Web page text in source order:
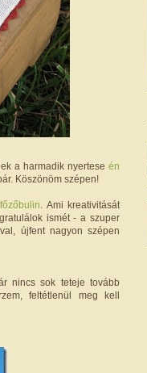
a harmadik nyertese én
Köszönöm szépen!
főzőbulin . Ami kreativitását
ismét - a szuper
újfent nagyon szépen
nincs sok teteje tovább
feltétlenül meg kell